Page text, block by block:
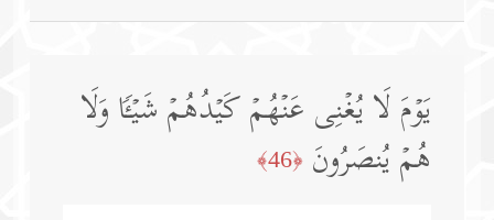
یَوۡمَ لَا یُغۡنِی عَنۡهُمۡ كَیۡدُهُمۡ شَیۡـࣰٔا وَلَا
هُمۡ یُنصَرُونَ ﴿46﴾